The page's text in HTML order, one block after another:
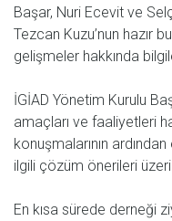
Başar, Nuri Ecevit ve
Tezcan Kuzu’nun hazır
gelişmeler hakkında
İGİAD Yönetim Kurulu
amaçları ve faaliyetleri
konuşmalarının
ilgili çözüm önerileri
En kısa sürede derneği